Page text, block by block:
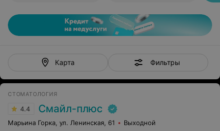
Карта Фильтры
СТОМАТОЛОГИЯ
4.4 Смайл-плюс
Марьина Горка, ул. Ленинская, 61 Выходной